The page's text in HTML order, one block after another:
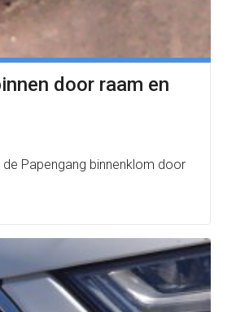
door raam en
Papengang binnenklom door